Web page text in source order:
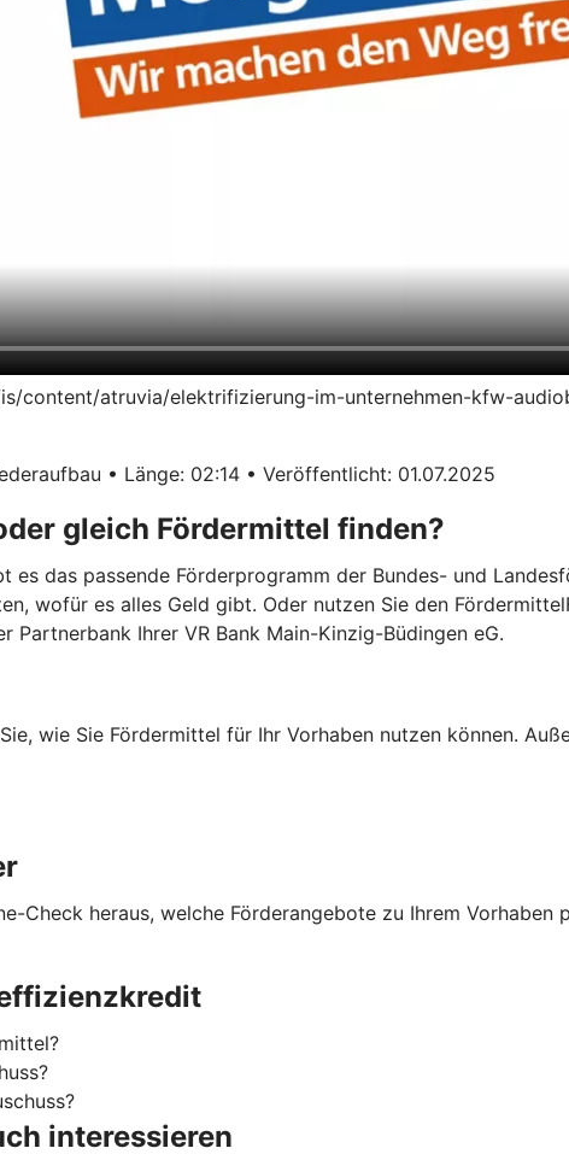
content/atruvia/elektrifizierung-im-unternehmen-kfw-
• Länge: 02:14 • Veröffentlicht: 01.07.2025
gleich Fördermittel finden?
es das passende Förderprogramm der Bundes- und
wofür es alles Geld gibt. Oder nutzen Sie den
Partnerbank Ihrer VR Bank Main-Kinzig-Büdingen eG.
wie Sie Fördermittel für Ihr Vorhaben nutzen können.
Check heraus, welche Förderangebote zu Ihrem
interessieren